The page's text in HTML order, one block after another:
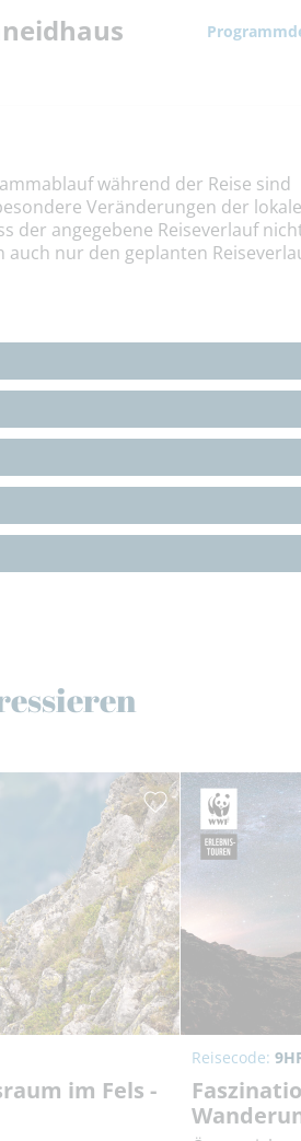
während der Reise sind
Veränderungen der
der angegebene Reiseverlauf
nur den geplanten
im Fels -
Reisecode: